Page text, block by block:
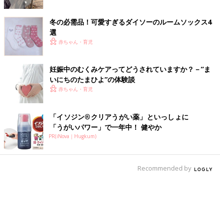
冬の必需品！可愛すぎるダイソーのルームソックス4
選
赤ちゃん・育児
妊娠中のむくみケアってどうされていますか？－”ま
いにちのたまひよ”の体験談
赤ちゃん・育児
「イソジン®クリアうがい薬」といっしょに
「うがいパワー」で一年中！ 健やか
PR(iNova｜Hugkum)
Recommended by